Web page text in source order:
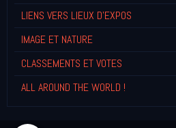
LIENS VERS LIEUX D'EXPOS
IMAGE ET NATURE
CLASSEMENTS ET VOTES
ALL AROUND THE WORLD !